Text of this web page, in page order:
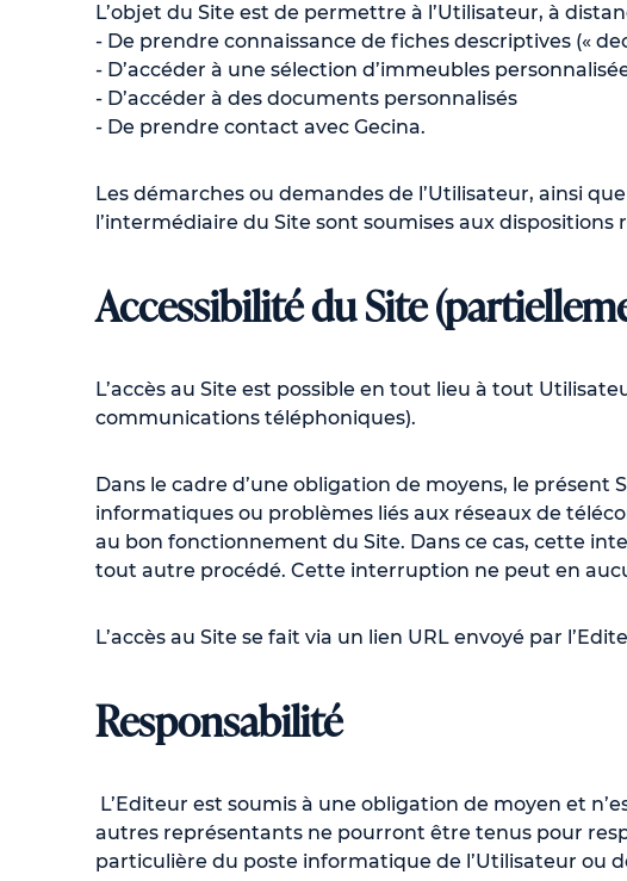
L’objet du Site est de permettre à l’Utilisateur, à
- De prendre connaissance de fiches descriptives («
- D’accéder à une sélection d’immeubles
- D’accéder à des documents personnalisés
- De prendre contact avec Gecina.
Les démarches ou demandes de l’Utilisateur, ainsi
l’intermédiaire du Site sont soumises aux dispositions
Accessibilité du Site
L’accès au Site est possible en tout lieu à tout
communications téléphoniques).
Dans le cadre d’une obligation de moyens, le présent
informatiques ou problèmes liés aux réseaux de
au bon fonctionnement du Site. Dans ce cas, cette
tout autre procédé. Cette interruption ne peut en
L’accès au Site se fait via un lien URL envoyé par
Responsabilité
L’Editeur est soumis à une obligation de moyen et
autres représentants ne pourront être tenus pour
particulière du poste informatique de l’Utilisateur ou